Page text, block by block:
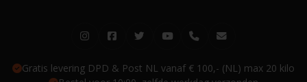
Gratis levering DPD & Post NL vanaf € 100,- (NL) max 20 kilo